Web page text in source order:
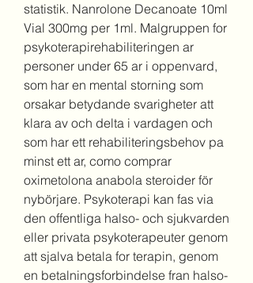
statistik. Nanrolone Decanoate 10ml
Vial 300mg per 1ml. Malgruppen for
psykoterapirehabiliteringen ar
personer under 65 ar i oppenvard,
som har en mental storning som
orsakar betydande svarigheter att
klara av och delta i vardagen och
som har ett rehabiliteringsbehov pa
minst ett ar, como comprar
oximetolona anabola steroider för
nybörjare. Psykoterapi kan fas via
den offentliga halso- och sjukvarden
eller privata psykoterapeuter genom
att sjalva betala for terapin, genom
en betalningsforbindelse fran halso-